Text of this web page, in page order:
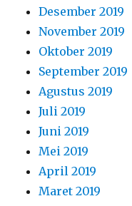
Desember 2019
November 2019
Oktober 2019
September 2019
Agustus 2019
Juli 2019
Juni 2019
Mei 2019
April 2019
Maret 2019